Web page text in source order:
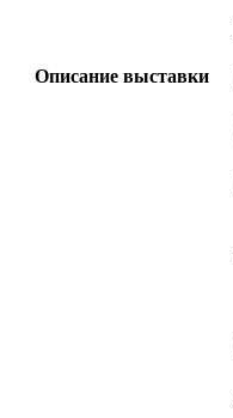
Описание выставки